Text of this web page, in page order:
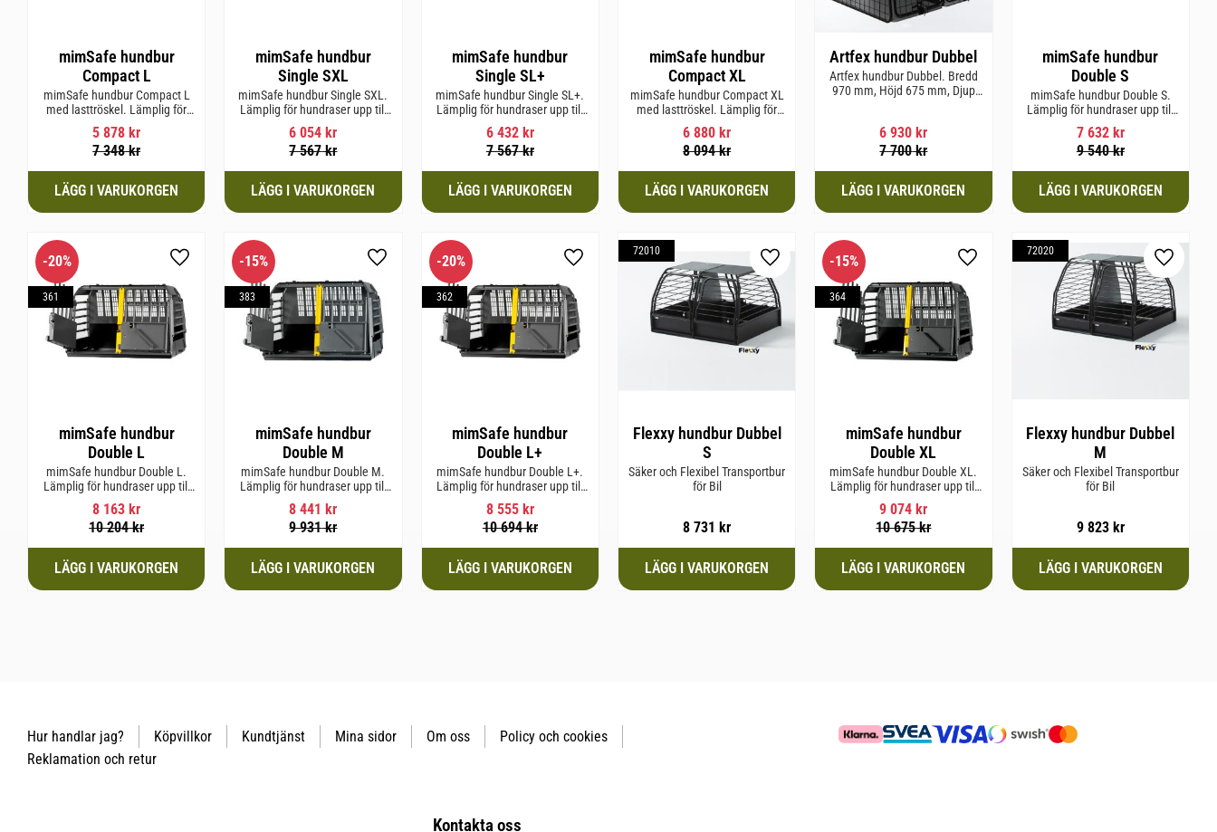
mimSafe hundbur
Compact L
mimSafe hundbur Compact L
med lasttröskel. Lämplig för
hundraser upp till 58 cm i
mankhöjd.
5 878 kr
7 348kr
mimSafe hundbur
Single SXL
mimSafe hundbur Single SXL.
Lämplig för hundraser upp till
64 cm i mankhöjd.
6 054 kr
7 567kr
mimSafe hundbur
Single SL+
mimSafe hundbur Single SL+.
Lämplig för hundraser upp till
62 cm i mankhöjd.
6 432kr
7 567kr
mimSafe hundbur
Compact XL
mimSafe hundbur Compact XL
med lasttröskel. Lämplig för
hundraser upp till 58 cm i
mankhöjd.
6 880 kr
8 094kr
Artfex hundbur Dubbel
Artfex hundbur Dubbel. Bredd
970 mm, Höjd 675 mm, Djup
6 930 kr
7 700kr
mimSafe hundbur
Double S
mimSafe hundbur Double S.
Lämplig för hundraser upp till
52 cm i mankhöjd.
7 632kr
9 540kr
mimSafe hundbur
Double L
mimSafe hundbur Double L.
Lämplig för hundraser upp till
58 cm i mankhöjd.
8 163 kr
10 204kr
20%
361
Lägg till i favoriter
mimSafe hundbur
Double M
mimSafe hundbur Double M.
Lämplig för hundraser upp till
58 cm i mankhöjd.
8 441 kr
9 931kr
15%
383
Lägg till i favoriter
mimSafe hundbur
Double L+
mimSafe hundbur Double L+.
Lämplig för hundraser upp till
62 cm i mankhöjd
8 555kr
10 694kr
20%
362
Lägg till i favoriter
Flexxy hundbur Dubbel
S
Säker och Flexibel Transportbur
för Bil
8 731 kr
72010
Lägg till i favoriter
mimSafe hundbur
Double XL
mimSafe hundbur Double XL.
Lämplig för hundraser upp till
64 cm i mankhöjd.
9 074 kr
10 675kr
15%
364
Lägg till i favoriter
Flexxy hundbur Dubbel
M
Säker och Flexibel Transportbur
för Bil
9 823kr
72020
Lägg till
Hur handlar jag? Köpvillkor Kundtjänst Mina sidor Om oss
Policy och cookies
Reklamation och retur
Kontakta oss